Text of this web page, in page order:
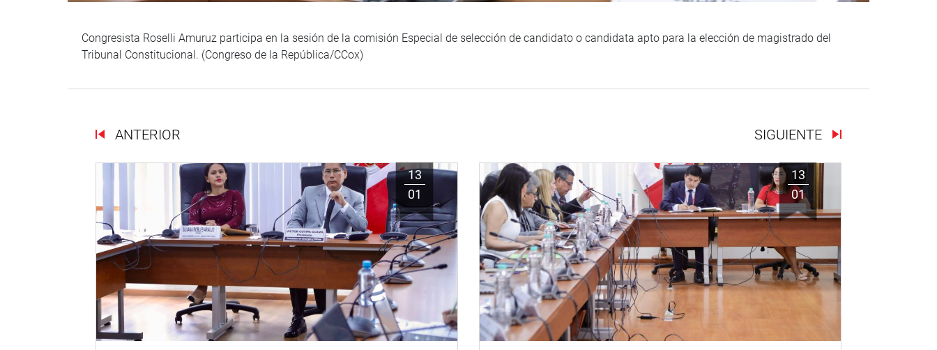
Congresista Roselli Amuruz participa en la sesión de la comisión Especial de selección de candidato o candidata apto para la elección de magistrado del
Tribunal Constitucional. (Congreso de la República/CCox)
ANTERIOR SIGUIENTE
13
01
13
01